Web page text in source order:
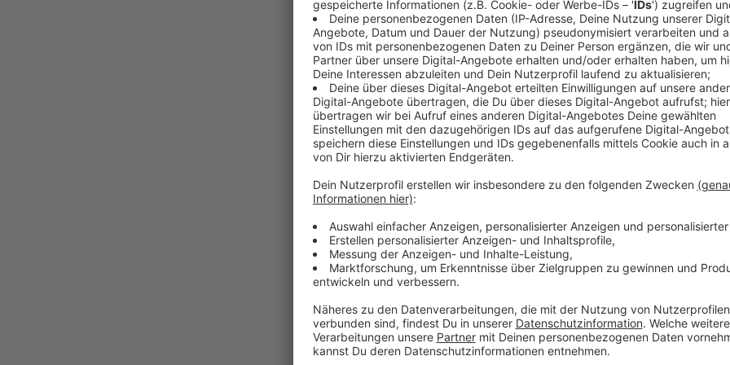
Comedy
Elvis Eifel - Der Podcast:
Anzeige
Anzeige
Vorstellen brauchen wir ihn euch nicht. Seit 2003
seine Späße am Telefon mit seinen Hörerinnen und
müssen am Ende mit lachen - wenn auch nicht
bekommen könnt, ist Elvis nun unter die Podcaster